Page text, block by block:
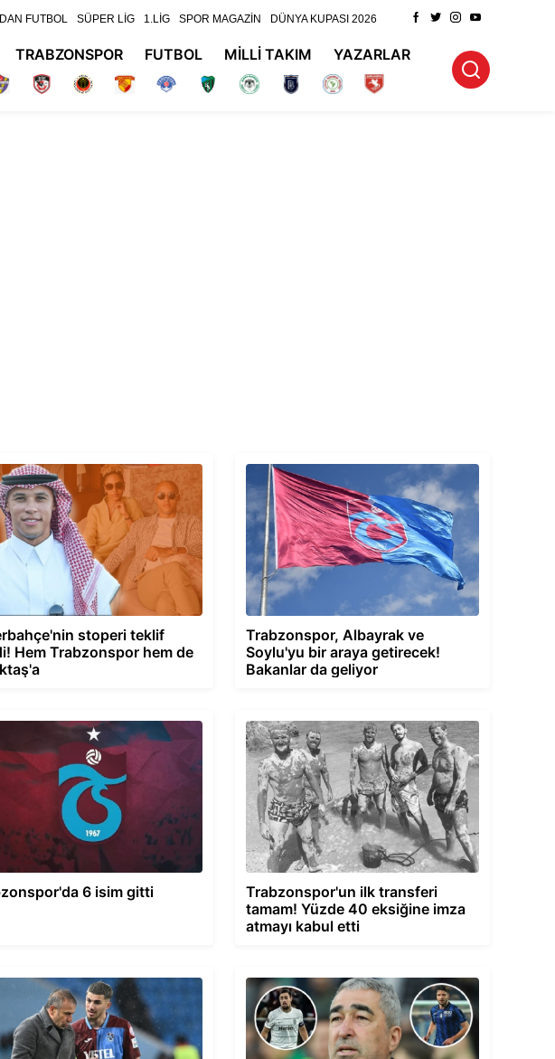
FUTBOL SÜPER LİG 1.LİG SPOR MAGAZİN DÜNYA KUPASI 2026
TRABZONSPOR FUTBOL MİLLİ TAKIM YAZARLAR
stoperi teklif
Hem Trabzonspor hem de
Trabzonspor, Albayrak ve
Soylu'yu bir araya getirecek!
Bakanlar da geliyor
6 isim gitti
Trabzonspor'un ilk transferi
tamam! Yüzde 40 eksiğine imza
atmayı kabul etti